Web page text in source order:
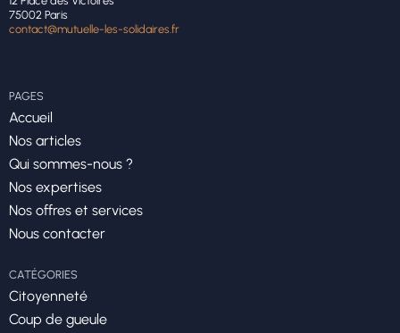
75002 Paris
contact@mutuelle-les-solidaires.fr
PAGES
Accueil
Nos articles
Qui sommes-nous ?
Nos expertises
Nos offres et services
Nous contacter
CATÉGORIES
Citoyenneté
Coup de gueule